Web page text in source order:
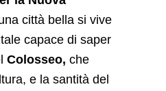
città bella si vive
capace di saper
Colosseo, che
e la santità del